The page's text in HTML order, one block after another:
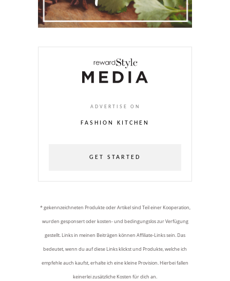
ADVERTISE ON
FASHION KITCHEN
GET STARTED
* gekennzeichneten Produkte oder Artikel sind Teil einer Kooperation,
wurden gesponsert oder kosten- und bedingungslos zur Verfügung
gestellt. Links in meinen Beiträgen können Affiliate-Links sein. Das
bedeutet, wenn du auf diese Links klickst und Produkte, welche ich
empfehle auch kaufst, erhalte ich eine kleine Provision. Hierbei fallen
keinerlei zusätzliche Kosten für dich an.